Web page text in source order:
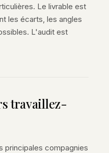
Le livrable est
les écarts, les angles
L'audit est
travaillez-
principales compagnies